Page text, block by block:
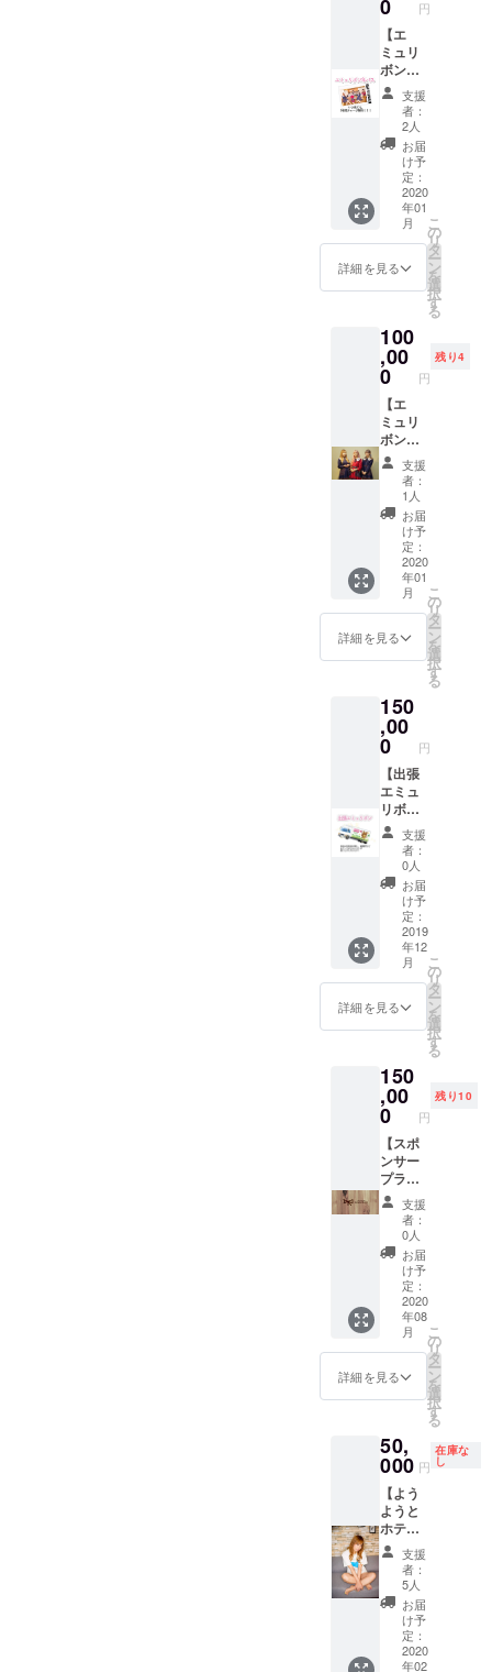
す！
す。 ※
現地集
合・現
地解散
でお願
いいた
しま
す。 ※
同行者
あり（2
時間）
※リター
ンは、
2020年
2月～5
す！
用混み
のプラ
ンにな
ります
※夕食・
朝食・
宴会付
き
（BBQ
も出来
るか
も） ※
おやす
みなさ
い訪問
あり ※
現地集
地まで
の交通
費は各
自でご
負担お
願いい
たしま
す）
0 円
【エ
ミュリ
ボン年
パス】
コース
いつ来
ても、1
年間入
店時の
チャー
ジ無
料！！
！
※2019
年エ
ミュブ
ドコン
プリー
ト付き
（全種
類） ※
有効期
限：
2020年
1月〜
2020年
12月末
まで
支援
者：
2人
お届
け予
定：
2020
年01
月
詳細を見る
こ
の
リ
タ
ー
ン
を
選
択
す
る
100
,00
0 円
残り4
【エ
ミュリ
ボンの
裏側！
ミー
ティン
グ会議
に参
加】
コース
エミュ
リボン
の企
画、提
案など
幹部
ティン
グに参
加！ あ
なたの
企画が
通るか
も...！？
ミー
ティン
グ後
は、さ
くっと
幹部達
と一杯
いきま
す！ 参
加メン
バー：
夏花・
ようよ
原ゆ
う・れ
いにー
（参加
メン
バーは
増える
可能性
あり）
※さくっ
と一杯
のご飲
食代は
含まれ
ます！
※リター
ンは、
2020年
1月〜5
月まで
可能で
す！
支援
者：
1人
お届
け予
定：
2020
年01
月
詳細を見る
こ
の
リ
タ
ー
ン
を
選
択
す
る
150
,00
0 円
【出張
エミュ
リボ
ン】
コース
会社の
忘年
会・催
し・結
婚式・
パー
ティー
等、エ
ミュリ
ボン
キャス
り上げ
に参り
ます！
※交通費
はご負
担でお
願いい
たしま
す。
（全国
どこで
も行き
ます）
※キャス
トはス
ジュー
ルによ
り変動
いたし
※会場又
は場合
によっ
ては、
お受け
出来な
い案件
もござ
いま
す。ご
了承下
さいま
せ。
支援
者：
0人
お届
け予
定：
2019
年12
月
詳細を見る
こ
の
リ
タ
ー
ン
を
選
択
す
る
150
,00
0 円
残り10
【スポ
ンサー
プラ
ン】
コース
企業
様・ス
ポン
サーの
方のプ
ランで
す。 エ
ミュリ
ボンを
とにか
く応援
という
方にご
支援い
ただけ
ました
ら幸い
です。
リター
ンは、
エミュ
リボン
の店内
又はHP
支援
者：
0人
お届
け予
定：
2020
年08
月
詳細を見る
こ
の
リ
タ
ー
ン
を
選
択
す
る
50,
000 円
在庫な
し
【よう
ようと
ホテ
ル】
コース
ようよ
うとホ
テルで
お食事
を楽し
支援
者：
5人
お届
け予
定：
2020
年02